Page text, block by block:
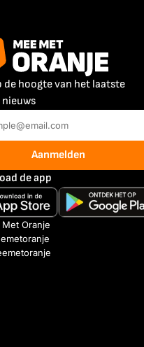
de hoogte van het laatste
nieuws
Aanmelden
de app
Oranje